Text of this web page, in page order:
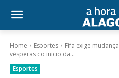
Home Esportes
Fifa exige
vésperas do início da...
Esportes